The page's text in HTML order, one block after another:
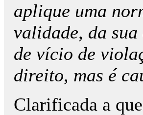
aplique uma
validade, da
de vício de
direito, mas é
Clarificada a